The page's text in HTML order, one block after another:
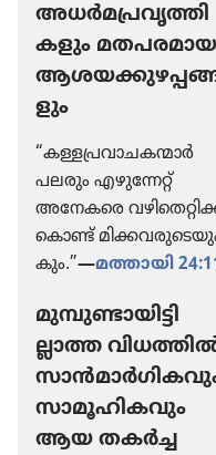
അധർമ​പ്ര​വൃ​ത്തി​
ക​ളും മതപര​മായ
ളും
“കള്ളപ്ര​വാ​ച​ക​ന്മാർ
പലരും എഴു​ന്നേറ്റ്‌
അനേകരെ
കൊണ്ട്‌
കും.”—മത്തായി
മുമ്പു​ണ്ടാ​യി​ട്ടി​
ല്ലാത്ത
സാമൂ​ഹി​ക​വും
ആയ തകർച്ച